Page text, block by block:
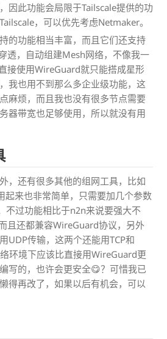
因此功能会局限于Tailscale提供的功
，可以优先考虑Netmaker。
的功能相当丰富，而且它们还支持
透，自动组建Mesh网络，不像我一
接使用WireGuard就只能搭成星形
我也用不到那么多企业级功能，这
麻烦，而且我也没有很多节点需要
器带宽也足够使用，所以就没有用
，还有很多其他的组网工具，比如
起来也非常简单，只需要加几个参数
不过功能相比于n2n来说要强大不
且还都兼容WireGuard协议，另外
UDP传输，这两个还能用TCP和
环境下应该比直接用WireGuard更
写的，也许会更安全😋？可惜我已
得再改了，如果以后有机会，可以